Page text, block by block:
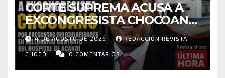
CORTE SUPREMA ACUSA A
EXCONGRESISTA CHOCOANO
POR PRESUNTAS
IRREGULARIDADES EN
MILLONARIO CONTRATO DEL
HOSPITAL DE ACANDÍ
4 DE AGOSTO DE 2026 REDACCIÓN REVISTA
CHOCÓ 0 COMENTARIOS